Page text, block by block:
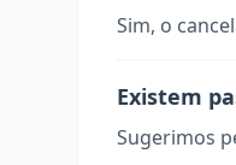
Sim, o
Existem
Sugerimos